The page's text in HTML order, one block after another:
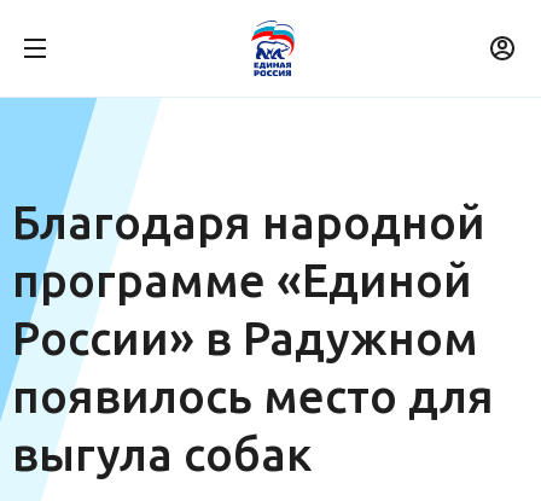
Благодаря народной
программе «Единой
России» в Радужном
появилось место для
выгула собак